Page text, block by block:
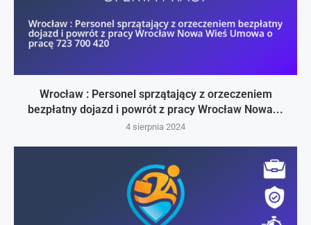
Wrocław : Personel sprzątający z orzeczeniem
bezpłatny dojazd i powrót z pracy Wrocław Nowa...
4 sierpnia 2024